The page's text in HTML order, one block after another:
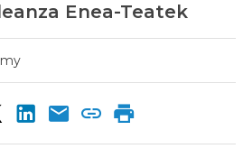
Enea-Teatek